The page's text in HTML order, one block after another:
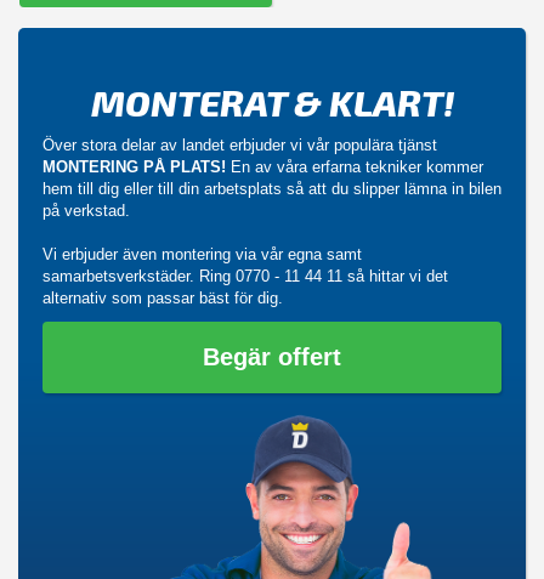
MONTERAT & KLART!
Över stora delar av landet erbjuder vi vår populära tjänst
MONTERING PÅ PLATS! En av våra erfarna tekniker kommer
hem till dig eller till din arbetsplats så att du slipper lämna in bilen
på verkstad.
Vi erbjuder även montering via vår egna samt
samarbetsverkstäder. Ring 0770 - 11 44 11 så hittar vi det
alternativ som passar bäst för dig.
Begär offert